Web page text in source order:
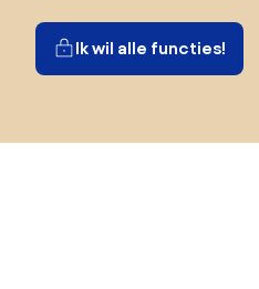
Ik wil alle functies!